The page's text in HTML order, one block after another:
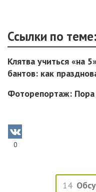
Ссылки по теме:
Клятва учиться «на
бантов: как
Фоторепортаж:
0
14